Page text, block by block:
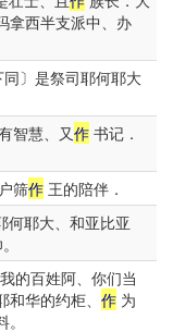
拿西半支派中、办
〕是祭司耶何耶大
智慧、又作 书记．
筛作 王的陪伴．
何耶大、和亚比亚
的百姓阿、你们当
华的约柜、 作为